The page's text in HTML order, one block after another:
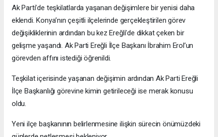
Ak Parti’de teşkilatlarda yaşanan değişimlere bir yenisi daha
eklendi. Konya’nın çeşitli ilçelerinde gerçekleştirilen görev
değişikliklerinin ardından bu kez Ereğli’de dikkat çeken bir
gelişme yaşandı. Ak Parti Ereğli İlçe Başkanı İbrahim Erol’un
görevden affını istediği öğrenildi.
Teşkilat içerisinde yaşanan değişimin ardından Ak Parti Ereğli
İlçe Başkanlığı görevine kimin getirileceği ise merak konusu
oldu.
Yeni ilçe başkanının belirlenmesine ilişkin sürecin önümüzdeki